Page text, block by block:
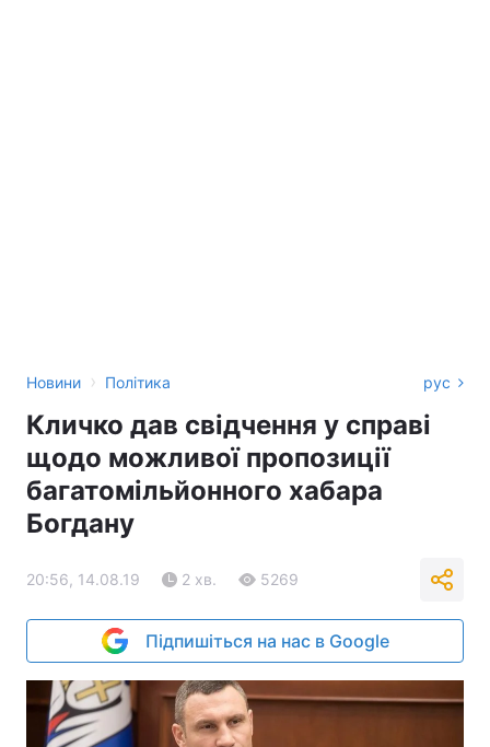
Новини › Політика рус
Кличко дав свідчення у справі
щодо можливої пропозиції
багатомільйонного хабара
Богдану
20:56, 14.08.19 2 хв. 5269
Підпишіться на нас в Google